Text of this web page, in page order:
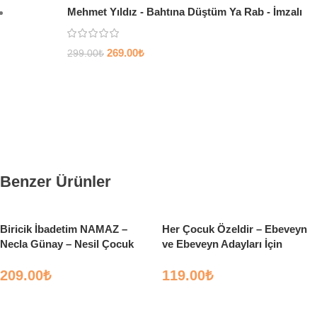
Mehmet Yıldız - Bahtına Düştüm Ya Rab - İmzalı
299.00₺ 269.00₺
Benzer Ürünler
Biricik İbadetim NAMAZ –
Necla Günay – Nesil Çocuk
209.00₺
Her Çocuk Özeldir – Ebeveyn
ve Ebeveyn Adayları İçin
119.00₺